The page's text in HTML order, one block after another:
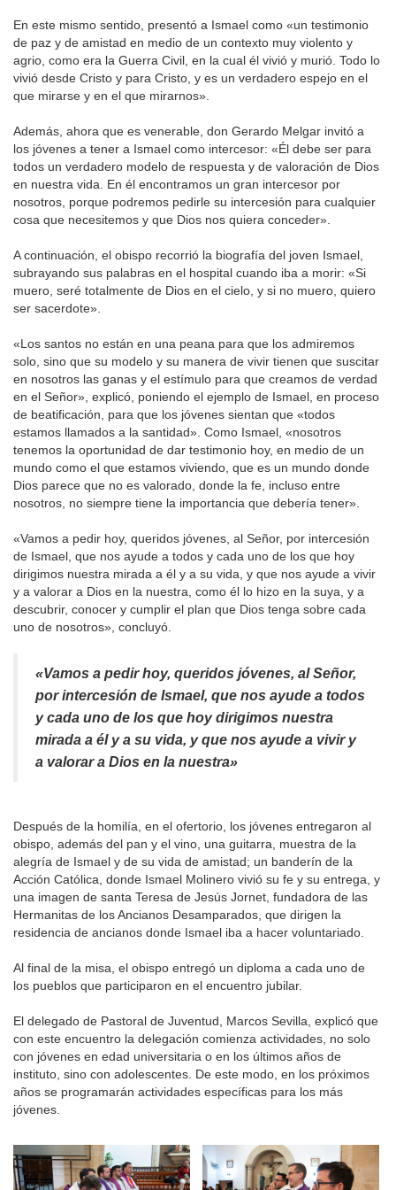
En este mismo sentido, presentó a Ismael como «un testimonio
de paz y de amistad en medio de un contexto muy violento y
agrio, como era la Guerra Civil, en la cual él vivió y murió. Todo lo
vivió desde Cristo y para Cristo, y es un verdadero espejo en el
que mirarse y en el que mirarnos».
Además, ahora que es venerable, don Gerardo Melgar invitó a
los jóvenes a tener a Ismael como intercesor: «Él debe ser para
todos un verdadero modelo de respuesta y de valoración de Dios
en nuestra vida. En él encontramos un gran intercesor por
nosotros, porque podremos pedirle su intercesión para cualquier
cosa que necesitemos y que Dios nos quiera conceder».
A continuación, el obispo recorrió la biografía del joven Ismael,
subrayando sus palabras en el hospital cuando iba a morir: «Si
muero, seré totalmente de Dios en el cielo, y si no muero, quiero
ser sacerdote».
«Los santos no están en una peana para que los admiremos
solo, sino que su modelo y su manera de vivir tienen que suscitar
en nosotros las ganas y el estímulo para que creamos de verdad
en el Señor», explicó, poniendo el ejemplo de Ismael, en proceso
de beatificación, para que los jóvenes sientan que «todos
estamos llamados a la santidad». Como Ismael, «nosotros
tenemos la oportunidad de dar testimonio hoy, en medio de un
mundo como el que estamos viviendo, que es un mundo donde
Dios parece que no es valorado, donde la fe, incluso entre
nosotros, no siempre tiene la importancia que debería tener».
«Vamos a pedir hoy, queridos jóvenes, al Señor, por intercesión
de Ismael, que nos ayude a todos y cada uno de los que hoy
dirigimos nuestra mirada a él y a su vida, y que nos ayude a vivir
y a valorar a Dios en la nuestra, como él lo hizo en la suya, y a
descubrir, conocer y cumplir el plan que Dios tenga sobre cada
uno de nosotros», concluyó.
«Vamos a pedir hoy, queridos jóvenes, al Señor,
por intercesión de Ismael, que nos ayude a todos
y cada uno de los que hoy dirigimos nuestra
mirada a él y a su vida, y que nos ayude a vivir y
a valorar a Dios en la nuestra»
Después de la homilía, en el ofertorio, los jóvenes entregaron al
obispo, además del pan y el vino, una guitarra, muestra de la
alegría de Ismael y de su vida de amistad; un banderín de la
Acción Católica, donde Ismael Molinero vivió su fe y su entrega, y
una imagen de santa Teresa de Jesús Jornet, fundadora de las
Hermanitas de los Ancianos Desamparados, que dirigen la
residencia de ancianos donde Ismael iba a hacer voluntariado.
Al final de la misa, el obispo entregó un diploma a cada uno de
los pueblos que participaron en el encuentro jubilar.
El delegado de Pastoral de Juventud, Marcos Sevilla, explicó que
con este encuentro la delegación comienza actividades, no solo
con jóvenes en edad universitaria o en los últimos años de
instituto, sino con adolescentes. De este modo, en los próximos
años se programarán actividades específicas para los más
jóvenes.